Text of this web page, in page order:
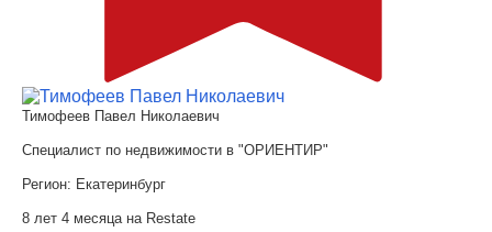
Тимофеев Павел Николаевич
Специалист по недвижимости в "ОРИЕНТИР"
Регион: Екатеринбург
8 лет 4 месяца на Restate